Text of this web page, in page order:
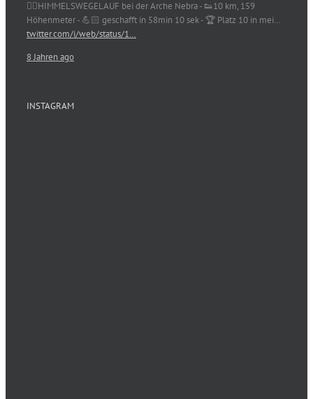
🏃‍♀️HIMMELSWEGELAUF bei der Arche Nebra - 👟10 km, 159
Höhenmeter - 💪🏻 geschafft in 58min 10 sek - 🏆 Platz 10 in mei…
twitter.com/i/web/status/1…
8 Jahren ago
INSTAGRAM